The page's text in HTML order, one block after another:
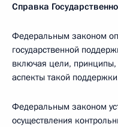
Справка
Федеральным законом
государственной
включая цели,
аспекты такой
Федеральным законом
осуществления